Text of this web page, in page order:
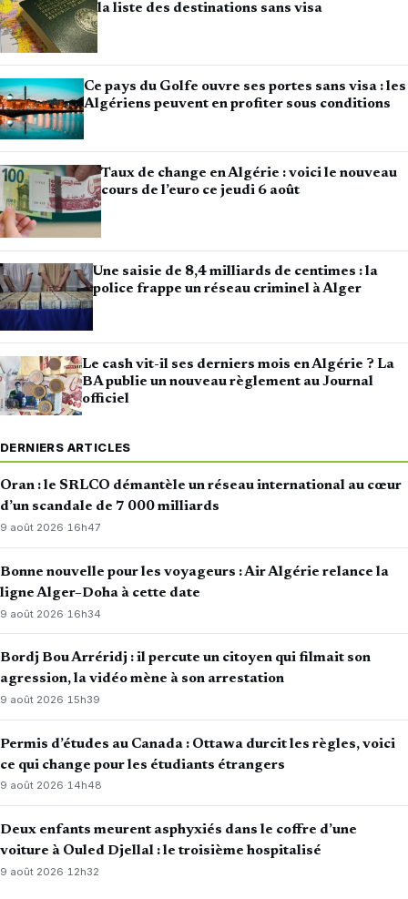
la liste des destinations sans visa
Ce pays du Golfe ouvre ses portes sans visa : les
Algériens peuvent en profiter sous conditions
Taux de change en Algérie : voici le nouveau
cours de l’euro ce jeudi 6 août
Une saisie de 8,4 milliards de centimes : la
police frappe un réseau criminel à Alger
Le cash vit-il ses derniers mois en Algérie ? La
BA publie un nouveau règlement au Journal
officiel
DERNIERS ARTICLES
Oran : le SRLCO démantèle un réseau international au cœur
d’un scandale de 7 000 milliards
9 août 2026·16h47
Bonne nouvelle pour les voyageurs : Air Algérie relance la
ligne Alger–Doha à cette date
9 août 2026· 16h34
Bordj Bou Arréridj : il percute un citoyen qui filmait son
agression, la vidéo mène à son arrestation
9 août 2026·15h39
Permis d’études au Canada : Ottawa durcit les règles, voici
ce qui change pour les étudiants étrangers
9 août 2026·14h48
Deux enfants meurent asphyxiés dans le coffre d’une
voiture à Ouled Djellal : le troisième hospitalisé
9 août 2026· 12h32